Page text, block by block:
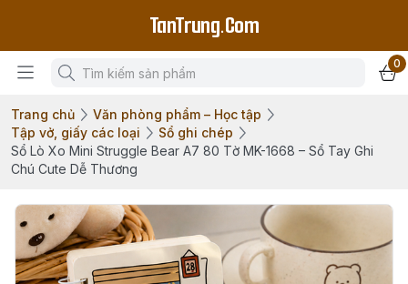
TanTrung.Com
0
Trang chủ
Văn phòng phẩm – Học tập
Tập vở, giấy các loại
Sổ ghi chép
Sổ Lò Xo Mini Struggle Bear A7 80 Tờ MK-1668 – Sổ Tay Ghi
Chú Cute Dễ Thương